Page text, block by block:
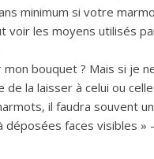
minimum si votre
voir les moyens utilisés
bouquet ? Mais si je
la laisser à celui ou
il faudra souvent
faces visibles »